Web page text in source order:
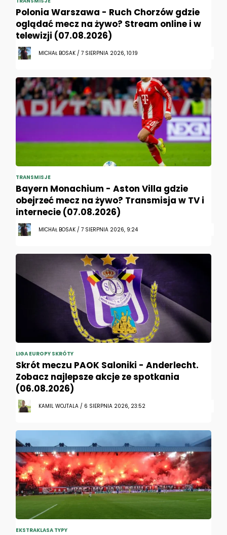
Polonia Warszawa - Ruch Chorzów gdzie
oglądać mecz na żywo? Stream online i w
telewizji (07.08.2026)
MICHAŁ BOSAK / 7 SIERPNIA 2026, 10:19
TRANSMISJE
Bayern Monachium - Aston Villa gdzie
obejrzeć mecz na żywo? Transmisja w TV i
internecie (07.08.2026)
MICHAŁ BOSAK / 7 SIERPNIA 2026, 9:24
LIGA EUROPY SKRÓTY
Skrót meczu PAOK Saloniki - Anderlecht.
Zobacz najlepsze akcje ze spotkania
(06.08.2026)
KAMIL WOJTALA / 6 SIERPNIA 2026, 23:52
EKSTRAKLASA TYPY